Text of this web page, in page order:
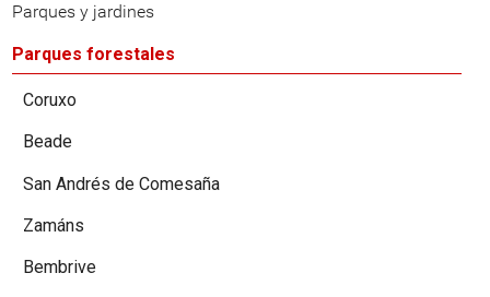
Parques y jardines
Parques forestales
Coruxo
Beade
San Andrés de Comesaña
Zamáns
Bembrive